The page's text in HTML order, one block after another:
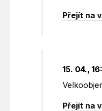
Přejít na
15. 04.,
Přejít na